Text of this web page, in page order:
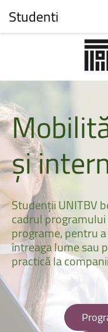
și
StudențiiUNITBV
cadrul programului
programe,pentrua
întreagalumesau
practicălacompanii
Studenti